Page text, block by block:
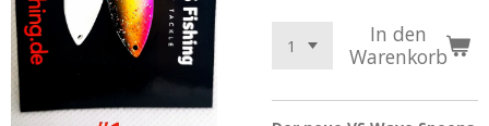
In den
Warenkorb